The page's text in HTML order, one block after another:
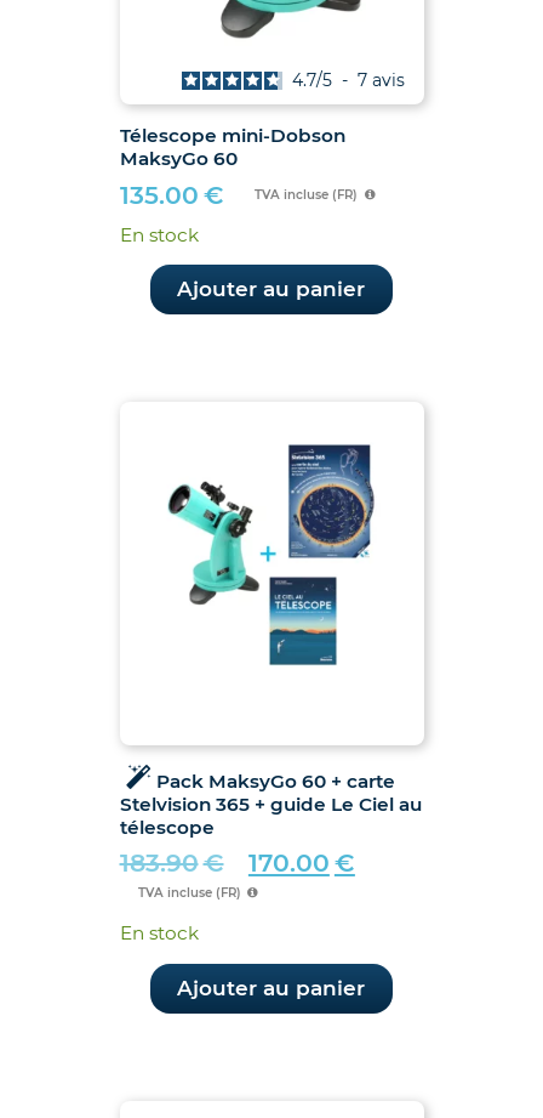
Télescope mini-Dobson
MaksyGo 60
4.7/5 - 7 avis
135.00 € TVA incluse (FR)
En stock
Ajouter au panier
Pack MaksyGo 60 + carte
Stelvision 365 + guide Le Ciel au
télescope
183.90€
Le
prix
était :
183.90€.
170.00 €
Le
prix
est :
170.00€.
TVA incluse (FR)
En stock
Ajouter au panier